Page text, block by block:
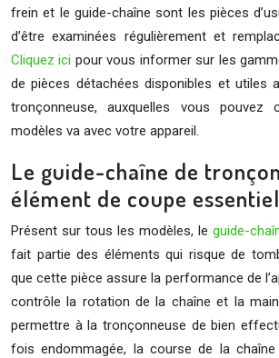
frein et le guide-chaîne sont les pièces
d’être examinées régulièrement et
Cliquez ici pour vous informer sur les
de pièces détachées disponibles et utiles
tronçonneuse, auxquelles vous pouvez
modèles va avec votre appareil.
Le guide-chaîne de
élément de coupe
Présent sur tous les modèles, le guide-
fait partie des éléments qui risque de
que cette pièce assure la performance de
contrôle la rotation de la chaîne et la
permettre à la tronçonneuse de bien
fois endommagée, la course de la